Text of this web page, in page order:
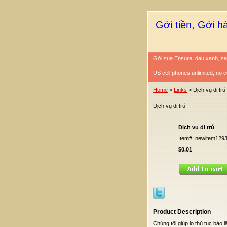
Gởi tiền, Gởi
Gởi sua Ensure, dau xanh,
US cell phones unlimited, no
Home > Links > Dịch vụ di trú
Dịch vụ di trú
Dịch vụ di trú
Item#:
$0.01
Product Description
Chúng tôi giúp lo thủ tục bảo